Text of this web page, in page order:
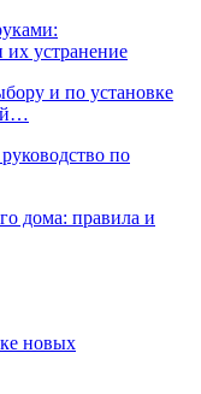
их устранение
и по установке
по
дома: правила и
новых